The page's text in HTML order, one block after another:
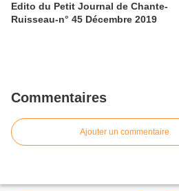
Edito du Petit Journal de Chante-
Ruisseau-n° 45 Décembre 2019
Commentaires
Ajouter un commentaire